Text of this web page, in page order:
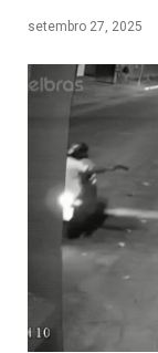
setembro 27, 2025